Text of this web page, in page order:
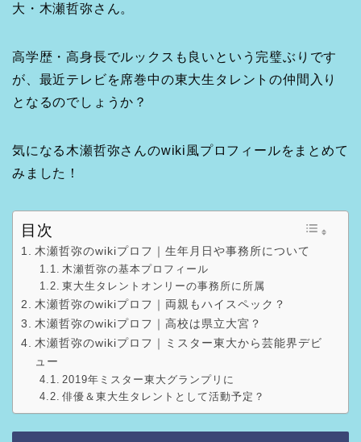
大・木瀬哲弥さん。
高学歴・高身長でルックスも良いという完璧ぶりです
が、最近テレビを席巻中の東大生タレントの仲間入り
となるのでしょうか？
気になる木瀬哲弥さんのwiki風プロフィールをまとめて
みました！
目次
木瀬哲弥のwikiプロフ｜生年月日や事務所について
木瀬哲弥の基本プロフィール
東大生タレントオンリーの事務所に所属
木瀬哲弥のwikiプロフ｜両親もハイスペック？
木瀬哲弥のwikiプロフ｜高校は県立大宮？
木瀬哲弥のwikiプロフ｜ミスター東大から芸能界デビ
ュー
2019年ミスター東大グランプリに
俳優＆東大生タレントとして活動予定？